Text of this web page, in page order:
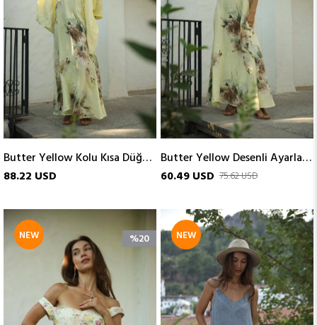
Butter Yellow Kolu Kısa Düğmeli Keten Tunik
88.22 USD
Butter Yellow Desenli Ayarlanabilir Düğmeli Askılı Keten Elbise
60.49 USD 75.62 USD
%20
NEW NEW
ITEM